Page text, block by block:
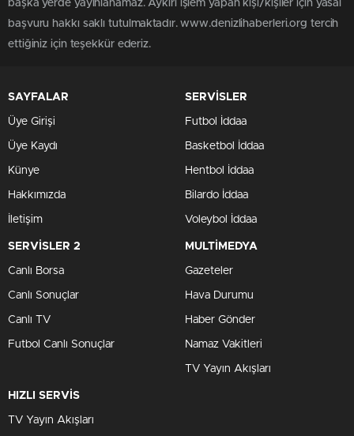
başka yerde yayınlanamaz. Aykırı işlem yapan kişi/kişiler için yasal
başvuru hakkı saklı tutulmaktadır. www.denizlihaberleri.org tercih
ettiğiniz için teşekkür ederiz.
SAYFALAR
Üye Girişi
Üye Kaydı
Künye
Hakkımızda
İletişim
SERVİSLER
Futbol İddaa
Basketbol İddaa
Hentbol İddaa
Bilardo İddaa
Voleybol İddaa
SERVİSLER 2
Canlı Borsa
Canlı Sonuçlar
Canlı TV
Futbol Canlı Sonuçlar
MULTİMEDYA
Gazeteler
Hava Durumu
Haber Gönder
Namaz Vakitleri
TV Yayın Akışları
HIZLI SERVİS
TV Yayın Akışları